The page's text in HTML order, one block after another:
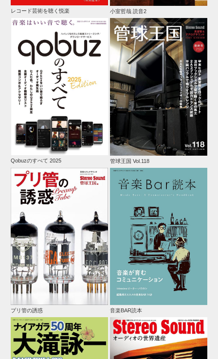
レコード芸術を聴く悦楽 小室哲哉 読音2
Qobuzのすべて 2025 管球王国 Vol.118
プリ管の誘惑 音楽BAR読本